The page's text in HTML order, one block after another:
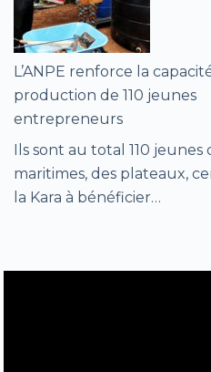
L’ANPE renforce la
production de 110 jeunes
entrepreneurs
Ils sont au total 110 jeunes
maritimes, des plateaux,
la Kara à bénéficier…